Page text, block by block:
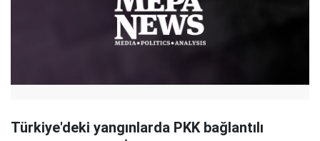
Türkiye'deki yangınlarda PKK bağlantılı